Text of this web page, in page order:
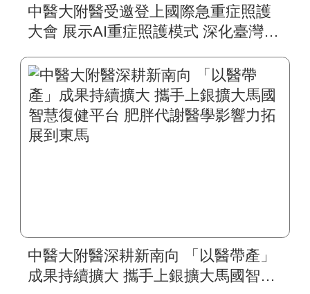
中醫大附醫受邀登上國際急重症照護
大會 展示AI重症照護模式 深化臺灣智
中醫大附醫深耕新南向 「以醫帶產」
成果持續擴大 攜手上銀擴大馬國智慧